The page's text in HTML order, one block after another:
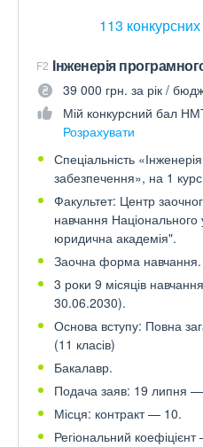
113
F2 Інженерія
39 000 грн. за рік /
Мій конкурсний бал
Розрахувати
Спеціальність
забезпечення», на 1
Факультет: Центр
навчання Національного
юридична академія".
Заочна форма навчання.
3 роки 9 місяців
30.06.2030).
Основа вступу: Повна
(11 класів)
Бакалавр.
Подача заяв: 19 липня
Місця: контракт — 10.
Регіональний